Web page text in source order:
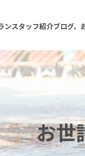
ンスタッフ紹介ブログ、
お世